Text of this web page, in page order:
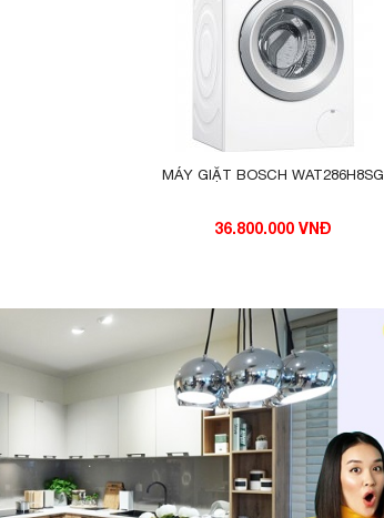
MÁY GIẶT BOSCH WAT286H8SG
36.800.000 VNĐ